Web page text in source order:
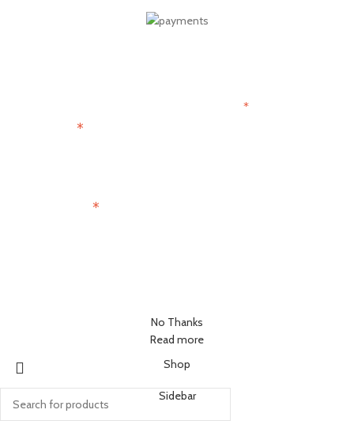
*indicates required
*
*
No Thanks
Read more
Shop
Sidebar